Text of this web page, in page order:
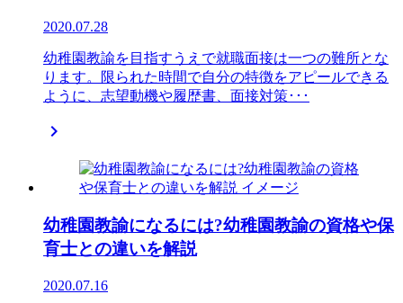
2020.07.28
幼稚園教諭を目指すうえで就職面接は一つの難所とな
ります。限られた時間で自分の特徴をアピールできる
ように、志望動機や履歴書、面接対策･･･

幼稚園教諭になるには?幼稚園教諭の資格や保
育士との違いを解説
2020.07.16